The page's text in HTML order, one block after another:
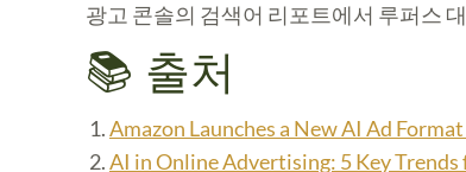
광고 콘솔의 검색어 리포트에서 루퍼스
📚 출처
Amazon Launches a New AI Ad
AI in Online Advertising: 5 Key